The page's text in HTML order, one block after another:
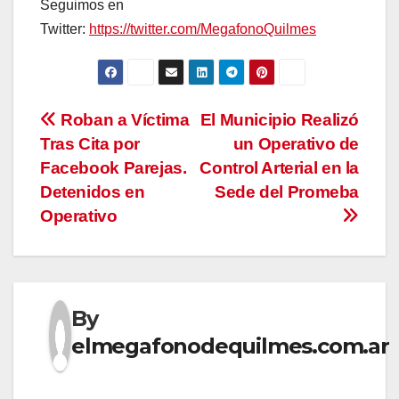
Seguimos en
Twitter: https://twitter.com/MegafonoQuilmes
Navegación
de
entradas
El Municipio Realizó
un Operativo de
Control Arterial en la
Sede del Promeba
Roban a Víctima
Tras Cita por
Facebook Parejas.
Detenidos en
Operativo
By
elmegafonodequilmes.com.ar